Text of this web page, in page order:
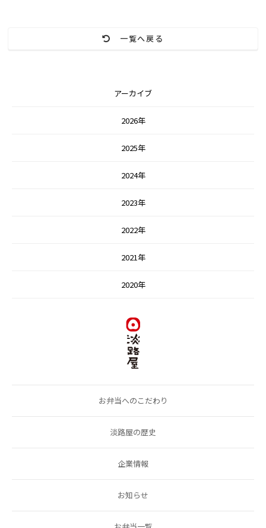
一覧へ戻る
アーカイブ
2026年
2025年
2024年
2023年
2022年
2021年
2020年
お弁当へのこだわり
淡路屋の歴史
企業情報
お知らせ